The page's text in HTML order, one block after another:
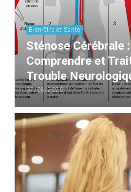
Bien-être et Santé
Sténose Cérébrale :
Comprendre et
Trouble
07/08/2026